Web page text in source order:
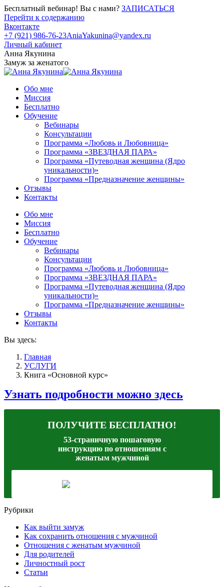
Бесплатный вебинар! Вы с нами? ЗАПИСАТЬСЯ
Перейти к содержанию
Вконтакте
+7 (921) 986-76-23AniaYakunina@yandex.ru
Личный кабинет
Анна Якунина
Замуж за женатого
Обо мне
Миссия
Бесплатно
Обучение
Вебинары
Консультации
Программа «Любовь и Любовница»
Программа «ЗВЕЗДНАЯ ПАРА»
Программа «Путеводная женщина (Ядро
уникальности)»
Программа «Предназначение женщины»
Отзывы
Контакты
Обо мне
Миссия
Бесплатно
Обучение
Вебинары
Консультации
Программа «Любовь и Любовница»
Программа «ЗВЕЗДНАЯ ПАРА»
Программа «Путеводная женщина (Ядро
уникальности)»
Программа «Предназначение женщины»
Отзывы
Контакты
Вы здесь:
Главная
УСЛУГИ
Книга «Основной курс»
Узнать подробности можно здесь
ПОЛУЧИТЕ БЕСПЛАТНО!
53-страничную пошаговую
инструкцию по отношениям с
женатым мужчиной
Рубрики
Как выйти замуж
Как сохранить отношения с мужчиной
Отношения с женатым мужчиной
Для родителей
Личностный рост
Статьи